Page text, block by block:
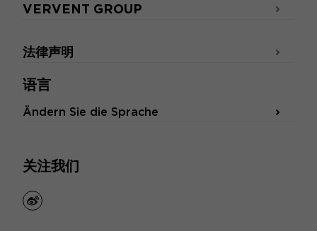
语言
Ändern Sie die Sprache
关注我们
weibo
VERVENT GROUP
法律声明